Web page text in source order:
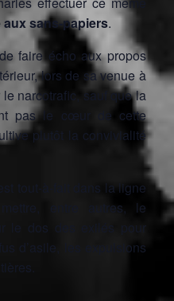
aux sans-papiers.
faire écho aux propos
lors de sa venue à
narcotrafic, sauf que la
pas le cœur de cette
plutôt la convivialité
tout-à-fait dans la ligne
entre autres, le
le dos des exilés pour
d’asile, les expulsions